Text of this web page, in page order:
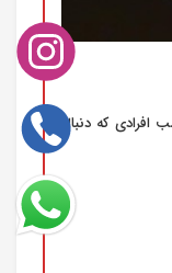
که دنبال